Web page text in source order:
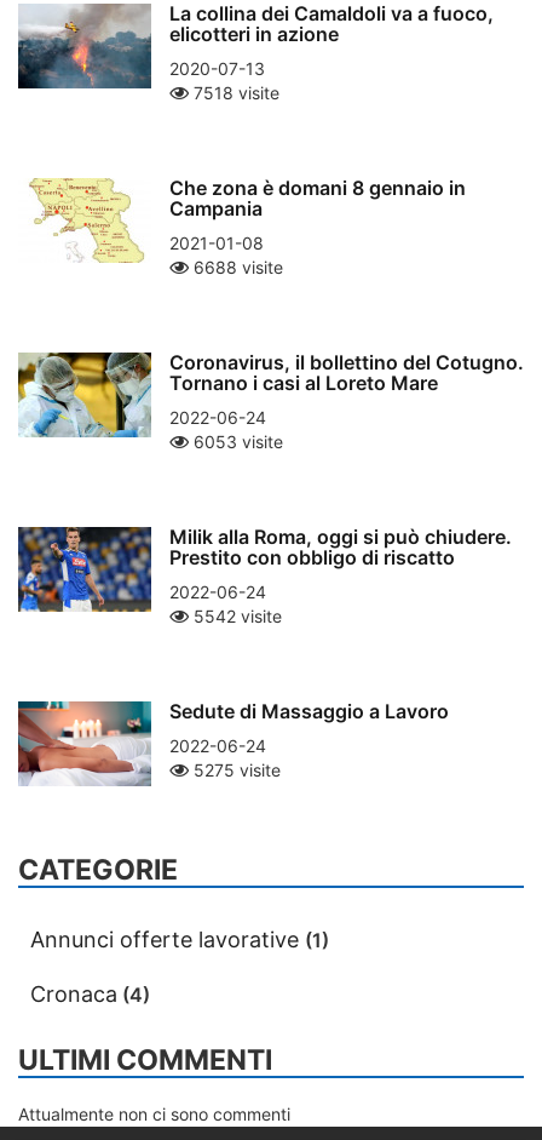
La collina dei Camaldoli va a fuoco,
elicotteri in azione
2020-07-13
7518 visite
Che zona è domani 8 gennaio in
Campania
2021-01-08
6688 visite
Coronavirus, il bollettino del Cotugno.
Tornano i casi al Loreto Mare
2022-06-24
6053 visite
Milik alla Roma, oggi si può chiudere.
Prestito con obbligo di riscatto
2022-06-24
5542 visite
Sedute di Massaggio a Lavoro
2022-06-24
5275 visite
CATEGORIE
Annunci offerte lavorative (1)
Cronaca (4)
ULTIMI COMMENTI
Attualmente non ci sono commenti